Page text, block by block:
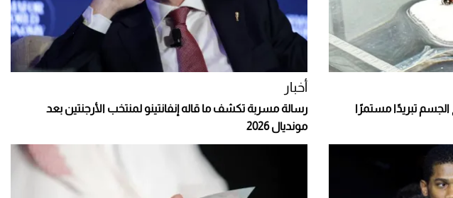
الجسم تبريدًا مستمرًا
أخبار
رسالة مسربة تكشف ما قاله إنفانتينو لمنتخب الأرجنتين بعد
مونديال 2026